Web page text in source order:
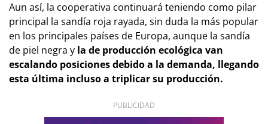
Aun así, la cooperativa continuará teniendo como pilar
principal la sandía roja rayada, sin duda la más popular
en los principales países de Europa, aunque la sandía
de piel negra y la de producción ecológica van
escalando posiciones debido a la demanda, llegando
esta última incluso a triplicar su producción.
PUBLICIDAD